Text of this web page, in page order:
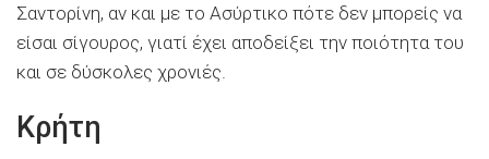
Σαντορίνη, αν και με το Ασύρτικο πότε δεν μπορείς να
είσαι σίγουρος, γιατί έχει αποδείξει την ποιότητα του
και σε δύσκολες χρονιές.
Κρήτη